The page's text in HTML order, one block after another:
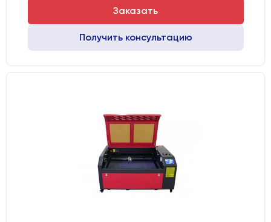
Заказать
Получить консультацию